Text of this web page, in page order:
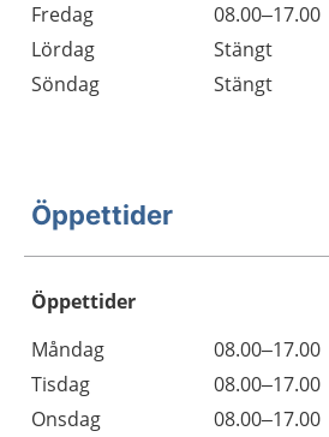
Fredag
08.00–17.00
Lördag
Stängt
Söndag
Stängt
Öppettider
Öppettider
Dag
Öppettider
Kommentarer
Måndag
08.00–17.00
Tisdag
08.00–17.00
Onsdag
08.00–17.00